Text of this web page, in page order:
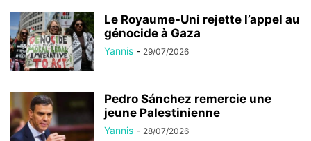
Le Royaume-Uni rejette l’appel au
génocide à Gaza
Yannis - 29/07/2026
Pedro Sánchez remercie une
jeune Palestinienne
Yannis - 28/07/2026